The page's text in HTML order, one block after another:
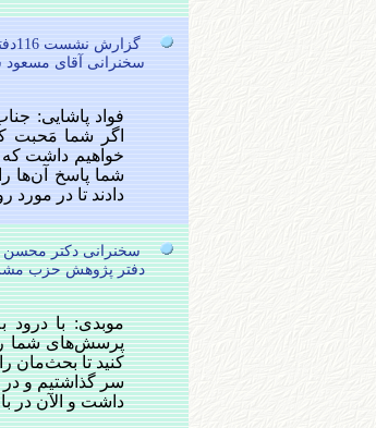
گزارش نشست 116دفتر پژوهش حزب مشروطه ایران (لیبرال دمکرات)
سخنرانی آقای مسعود
فواد پاشایی:
اگر شما مَحبت
خواهیم داشت
شما پاسخ آن‌ها
دادند تا در مورد
سخنرانی دکتر محسن
دفتر پژوهش حزب
موبدی: با
پرسش‌های شما
کنید تا بحث‌مان
سر گذاشتیم و
داشت و الآن در